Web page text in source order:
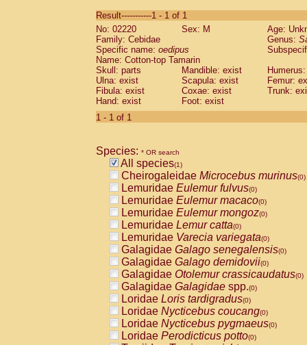
CebidaeSaguinus labiatus(0)
Cebidae Saguinus leucopus (0)
Cebidae
CebidaeSaguinus mystax
Cebidae Saguinus nigricollis (0)
Cebidae Saguinus oedipus
Cebidae Saguinus weddelli
Cebidae Saguinusspp.
Cebidae
CebidaeCebus capucinus
CebidaeCebus nigrivittatus
CebidaeCebus spp.(0)
CebidaeSaimiri boliviensis(0)
CebidaeSaimiri sciureus(0)
AtelidaeAlouatta caraya(0)
AtelidaeAlouatta fusca(0)
AtelidaeAlouatta seniculus(0)
AtelidaeAlouattaspp.(0)
AtelidaeAteles belzebuth(0)
AtelidaeAteles geoffroyi(0)
AtelidaeAteles paniscus(0)
AtelidaeAtelesspp.(0)
AtelidaeLagothrix lagothricha(0)
AtelidaeLagothrix lagothricha cana
PitheciidaeCacajao calvus
Result-----------1 - 1 of 1
No: 02220
Sex: M
Age:
Family: Cebidae
Genus:
Specific name: oedipus
Name: Cotton-top Tamarin
Skull: parts
Mandible: exist
Ulna: exist
Scapula: exist
Femur:
Fibula: exist
Coxae: exist
Trunk:
Hand: exist
Foot: exist
1 - 1 of 1
Species: * OR search
All species(1)
Cheirogaleidae Microcebus murinus(0)
Lemuridae Eulemur fulvus(0)
Lemuridae Eulemur macaco(0)
Lemuridae Eulemur mongoz(0)
Lemuridae Lemur catta(0)
Lemuridae Varecia variegata(0)
Galagidae Galago senegalensis(0)
Galagidae Galago demidovii(0)
Galagidae Otolemur crassicaudatus(0)
Galagidae Galagidae spp.(0)
Loridae Loris tardigradus(0)
Loridae Nycticebus coucang(0)
Loridae Nycticebus pygmaeus(0)
Loridae Perodicticus potto(0)